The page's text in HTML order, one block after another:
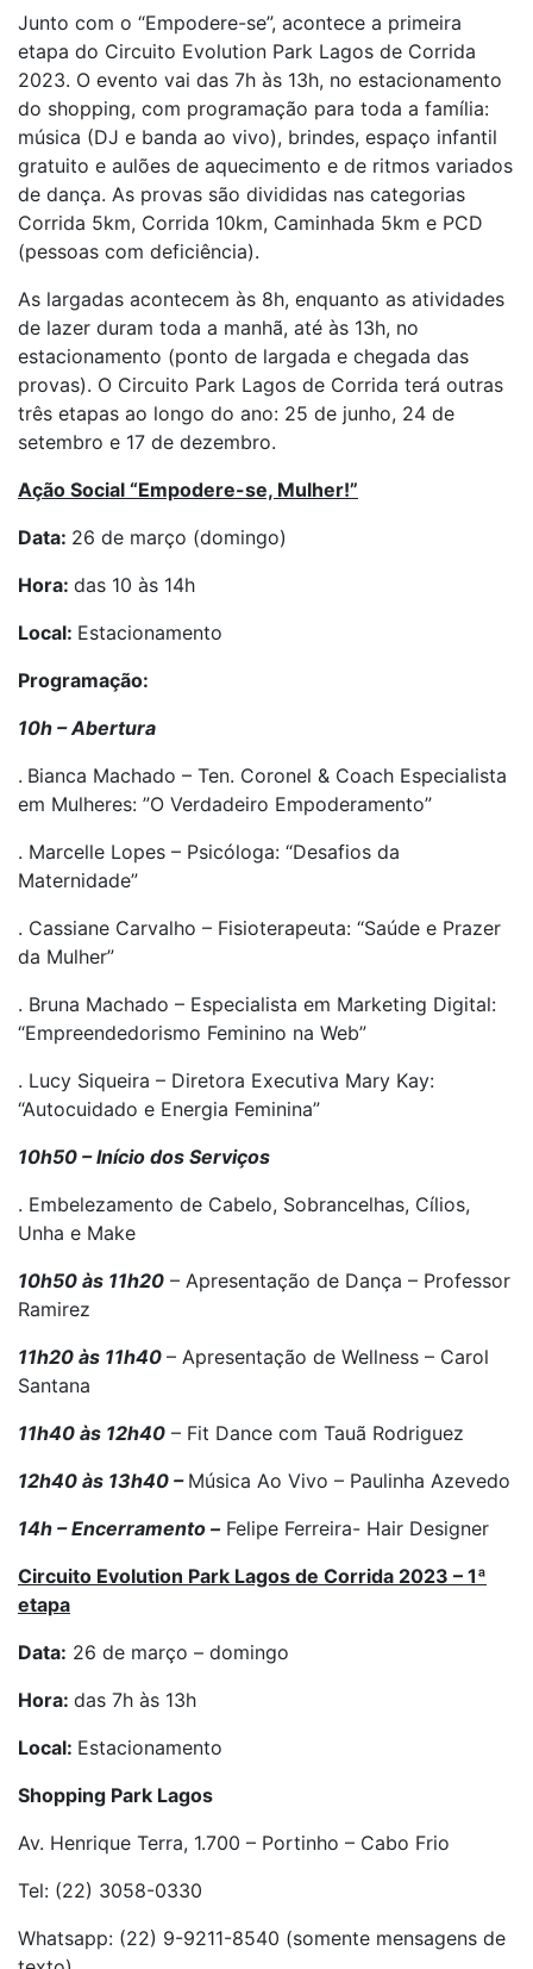
Junto com o “Empodere-se”, acontece a primeira
etapa do Circuito Evolution Park Lagos de Corrida
2023. O evento vai das 7h às 13h, no estacionamento
do shopping, com programação para toda a família:
música (DJ e banda ao vivo), brindes, espaço infantil
gratuito e aulões de aquecimento e de ritmos variados
de dança. As provas são divididas nas categorias
Corrida 5km, Corrida 10km, Caminhada 5km e PCD
(pessoas com deficiência).
As largadas acontecem às 8h, enquanto as atividades
de lazer duram toda a manhã, até às 13h, no
estacionamento (ponto de largada e chegada das
provas). O Circuito Park Lagos de Corrida terá outras
três etapas ao longo do ano: 25 de junho, 24 de
setembro e 17 de dezembro.
Ação Social “Empodere-se, Mulher!”
Data: 26 de março (domingo)
Hora: das 10 às 14h
Local: Estacionamento
Programação:
10h – Abertura
. Bianca Machado – Ten. Coronel & Coach Especialista
em Mulheres: ”O Verdadeiro Empoderamento”
. Marcelle Lopes – Psicóloga: “Desafios da
Maternidade”
. Cassiane Carvalho – Fisioterapeuta: “Saúde e Prazer
da Mulher”
. Bruna Machado – Especialista em Marketing Digital:
“Empreendedorismo Feminino na Web”
. Lucy Siqueira – Diretora Executiva Mary Kay:
“Autocuidado e Energia Feminina”
10h50 – Início dos Serviços
. Embelezamento de Cabelo, Sobrancelhas, Cílios,
Unha e Make
10h50 às 11h20 – Apresentação de Dança – Professor
Ramirez
11h20 às 11h40 – Apresentação de Wellness – Carol
Santana
11h40 às 12h40 – Fit Dance com Tauã Rodriguez
12h40 às 13h40 – Música Ao Vivo – Paulinha Azevedo
14h – Encerramento –Felipe Ferreira- Hair Designer
Circuito Evolution Park Lagos de Corrida 2023 – 1ª
etapa
Data: 26 de março – domingo
Hora: das 7h às 13h
Local: Estacionamento
Shopping Park Lagos
Av. Henrique Terra, 1.700 – Portinho – Cabo Frio
Tel: (22) 3058-0330
Whatsapp: (22) 9-9211-8540 (somente mensagens de